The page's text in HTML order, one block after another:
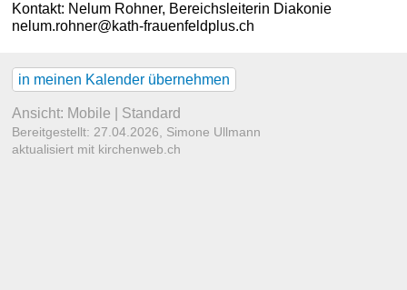
Kontakt: Nelum Rohner, Bereichsleiterin Diakonie
nelum.rohner@kath-frauenfeldplus.ch
in meinen Kalender übernehmen
Ansicht: Mobile Standard
Bereitgestellt: 27.04.2026, Simone Ullmann
aktualisiert mit kirchenweb.ch